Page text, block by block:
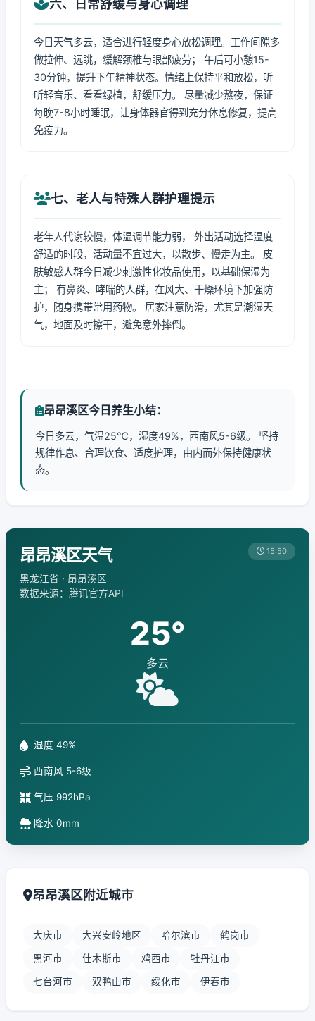
六、日常舒缓与身心调理
今日天气多云，适合进行轻度身心放松调理。工作间隙多
做拉伸、远眺，缓解颈椎与眼部疲劳； 午后可小憩15-
30分钟，提升下午精神状态。情绪上保持平和放松，听
听轻音乐、看看绿植，舒缓压力。 尽量减少熬夜，保证
每晚7-8小时睡眠，让身体器官得到充分休息修复，提高
免疫力。
七、老人与特殊人群护理提示
老年人代谢较慢，体温调节能力弱， 外出活动选择温度
舒适的时段，活动量不宜过大，以散步、慢走为主。 皮
肤敏感人群今日减少刺激性化妆品使用，以基础保湿为
主； 有鼻炎、哮喘的人群，在风大、干燥环境下加强防
护，随身携带常用药物。 居家注意防滑，尤其是潮湿天
气，地面及时擦干，避免意外摔倒。
昂昂溪区今日养生小结：
今日多云，气温25℃，湿度49%，西南风5-6级。 坚持
规律作息、合理饮食、适度护理，由内而外保持健康状
态。
昂昂溪区天气
黑龙江省 · 昂昂溪区
数据来源：腾讯官方API
15:50
25°
多云
湿度 49%
西南风 5-6级
气压 992hPa
降水 0mm
昂昂溪区附近城市
大庆市 大兴安岭地区 哈尔滨市 鹤岗市
黑河市 佳木斯市 鸡西市 牡丹江市
七台河市 双鸭山市 绥化市 伊春市